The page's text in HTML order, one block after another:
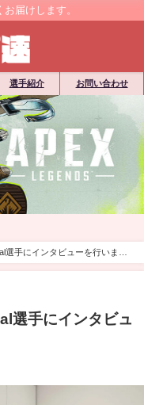
届けします。
選手紹介 お問い合わせ
選手にインタビューを行いまし
選手にインタビュ